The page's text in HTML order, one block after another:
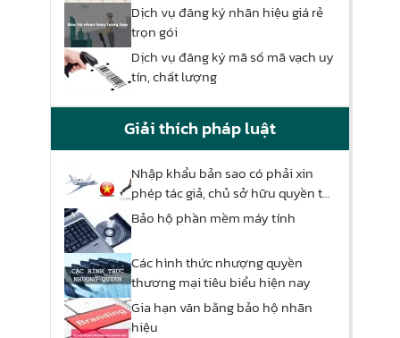
Dịch vụ đăng ký nhãn hiệu giá rẻ
trọn gói
Dịch vụ đăng ký mã số mã vạch uy
tín, chất lượng
Giải thích pháp luật
Nhập khẩu bản sao có phải xin
phép tác giả, chủ sở hữu quyền tác
giả?
Bảo hộ phần mềm máy tính
Các hình thức nhượng quyền
thương mại tiêu biểu hiện nay
Gia hạn văn bằng bảo hộ nhãn
hiệu